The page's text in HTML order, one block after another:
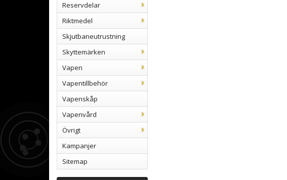
Reservdelar
Riktmedel
Skjutbaneutrustning
Skyttemärken
Vapen
Vapentillbehör
Vapenskåp
Vapenvård
Övrigt
Kampanjer
Sitemap